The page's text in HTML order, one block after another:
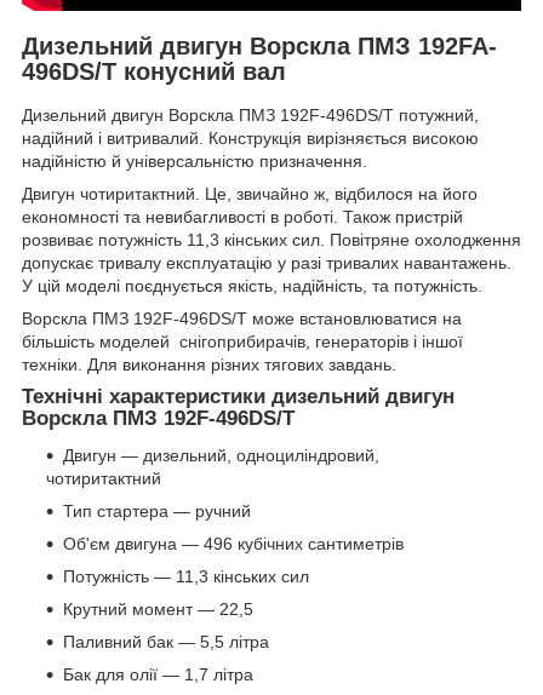
Дизельний двигун Ворскла ПМЗ 192FA-
496DS/T конусний вал
Дизельний двигун Ворскла ПМЗ 192F-496DS/T потужний,
надійний і витривалий. Конструкція вирізняється високою
надійністю й універсальністю призначення.
Двигун чотиритактний. Це, звичайно ж, відбилося на його
економності та невибагливості в роботі. Також пристрій
розвиває потужність 11,3 кінських сил. Повітряне охолодження
допускає тривалу експлуатацію у разі тривалих навантажень.
У цій моделі поєднується якість, надійність, та потужність.
Ворскла ПМЗ 192F-496DS/T може встановлюватися на
більшість моделей снігоприбирачів, генераторів і іншої
техніки. Для виконання різних тягових завдань.
Технічні характеристики дизельний двигун
Ворскла ПМЗ 192F-496DS/T
Двигун — дизельний, одноциліндровий,
чотиритактний
Тип стартера — ручний
Об'єм двигуна — 496 кубічних сантиметрів
Потужність — 11,3 кінських сил
Крутний момент — 22,5
Паливний бак — 5,5 літра
Бак для олії — 1,7 літра